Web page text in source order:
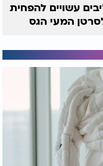
עשויים להפחית
המעי הגס